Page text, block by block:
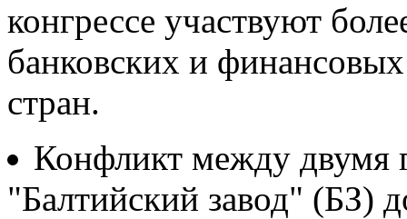
конгрессе участвуют
банковских и
стран.
Конфликт между двумя
"Балтийский завод" (БЗ)